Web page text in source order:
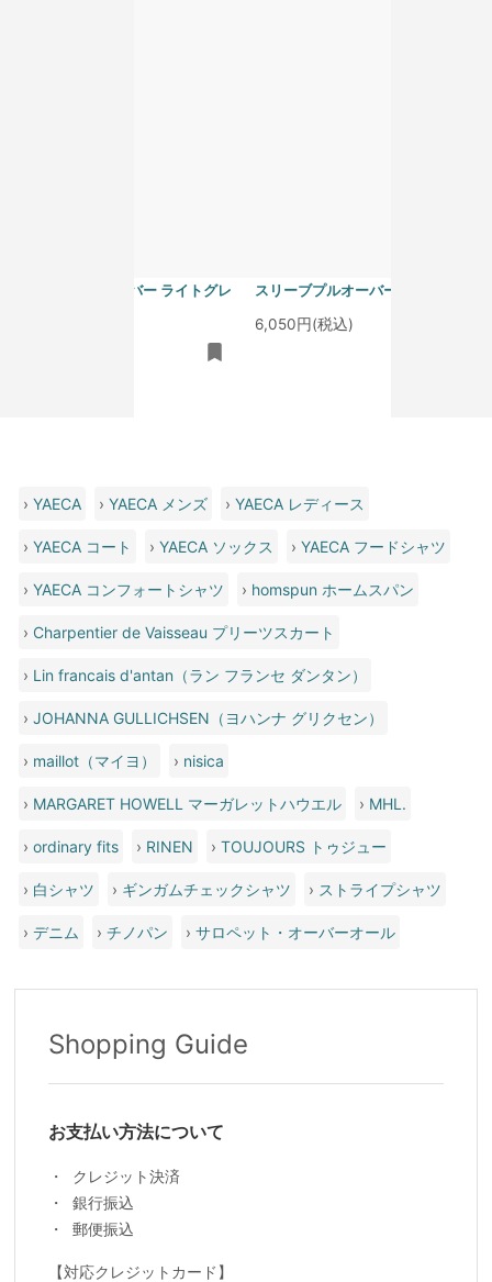
スリーブプルオーバー ライトグレ
スリーブプルオーバー サラシ
6,050円(税込)
›YAECA ›YAECA メンズ ›YAECA レディース
›YAECA コート ›YAECA ソックス ›YAECA フードシャツ
›YAECA コンフォートシャツ › homspun ホームスパン
› Charpentier de Vaisseau プリーツスカート
› Lin francais d'antan（ラン フランセ ダンタン）
›JOHANNA GULLICHSEN（ヨハンナ グリクセン）
› maillot（マイヨ） › nisica
› MARGARET HOWELL マーガレットハウエル › MHL.
›ordinary fits › RINEN ›TOUJOURS トゥジュー
› 白シャツ › ギンガムチェックシャツ › ストライプシャツ
›デニム ›チノパン ›サロペット・オーバーオール
Shopping Guide
お支払い方法について
クレジット決済
銀行振込
郵便振込
【対応クレジットカード】